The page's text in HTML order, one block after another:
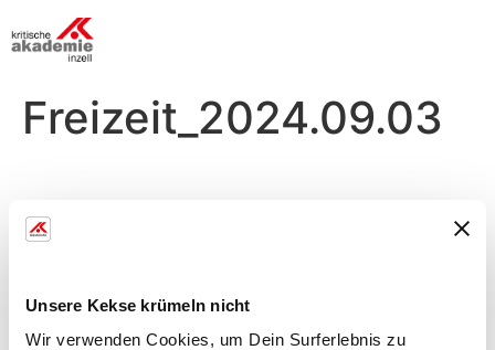
Unsere Kekse krümeln nicht
Wir verwenden Cookies, um Dein Surferlebnis zu
Freizeit_2024.09.03
Breathwalk